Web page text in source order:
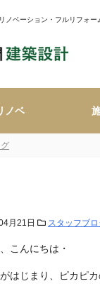
ノベーション・フルリフォー
ノベ
月21日 スタッフブ
こんにちは・
はじまり、ピカピ